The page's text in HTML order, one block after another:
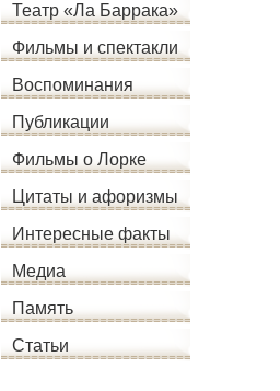
Театр «Ла Баррака»
Фильмы и спектакли
Воспоминания
Публикации
Фильмы о Лорке
Цитаты и афоризмы
Интересные факты
Медиа
Память
Статьи